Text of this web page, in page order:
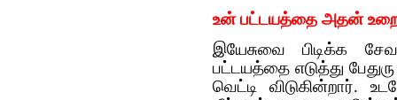
உன் பட்டயத்தை அதன்
இயேசுவை பிடிக்க
பட்டயத்தை எடுத்து
வெட்டி விடுகின்றார்.